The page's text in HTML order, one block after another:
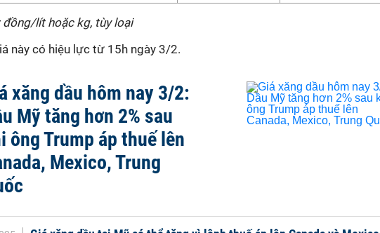
đồng/lít hoặc kg, tùy loại
này có hiệu lực từ 15h ngày 3/2.
xăng dầu hôm nay 3/2:
Mỹ tăng hơn 2% sau
ông Trump áp thuế lên
Mexico, Trung